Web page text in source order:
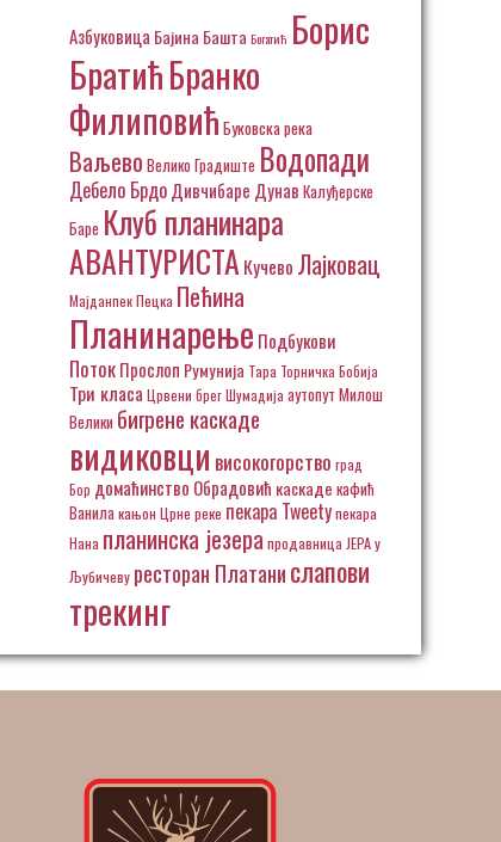
Азбуковица Бајина Башта Богатић Борис
БратићБранко
Филиповић Буковска река
Ваљево Велико Градиште Водопади
Дебело БрдоДивчибаре Дунав Калуђерске
Баре Клуб планинара
АВАНТУРИСТА Кучево Лајковац
МајданпекПецка Пећина
Планинарење Подбукови
ПотокПрослоп Румунија Тара Торничка Бобија
Три класа Црвени брегШумадија аутопут Милош
Велики бигрене каскаде
видиковци високогорство град
Бор домаћинство Обрадовић каскаде кафић
Ванила кањон Црне реке пекара Tweetyпекара
Нана планинска језера продавница ЈЕРА у
Љубичеву ресторан Платанислапови
трекинг